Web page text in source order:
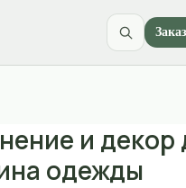
и декор
одежды